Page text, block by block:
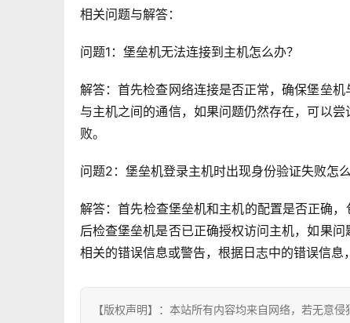
相关问题与解答：
问题1：堡垒机无法连接到主机怎么办？
解答：首先检查网络连接是否正常，确保堡垒
与主机之间的通信，如果问题仍然存在，可以
败。
问题2：堡垒机登录主机时出现身份验证失败怎么
解答：首先检查堡垒机和主机的配置是否正确
后检查堡垒机是否已正确授权访问主机，如果
相关的错误信息或警告，根据日志中的错误信息
【版权声明】：本站所有内容均来自网络，若无意